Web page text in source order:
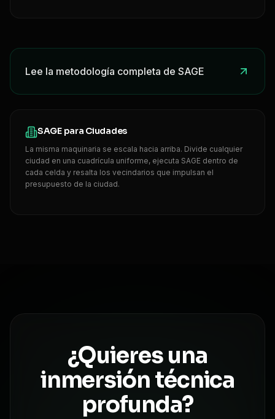
Lee la metodología completa de SAGE
SAGE para Ciudades
La misma maquinaria se escala hacia arriba. Divide cualquier
ciudad en una cuadrícula uniforme, ejecuta SAGE dentro de
cada celda y resalta los vecindarios que impulsan el
presupuesto de la ciudad.
¿Quieres una
inmersión técnica
profunda?